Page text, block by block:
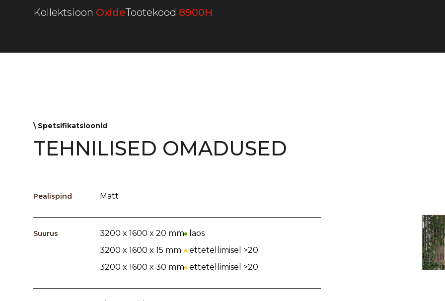
Kollektsioon OxideTootekood 8900H
\ Spetsifikatsioonid
TEHNILISED OMADUSED
Pealispind Matt
Suurus 3200 x 1600 x 20 mm
laos
3200 x 1600 x 15 mm
ettetellimisel >20
3200 x 1600 x 30 mm ettetellimisel >20